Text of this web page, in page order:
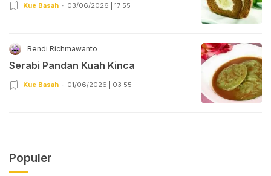
Kue Basah 03/06/2026 | 17:55
Rendi Richmawanto
Serabi Pandan Kuah Kinca
Kue Basah 01/06/2026 | 03:55
Populer